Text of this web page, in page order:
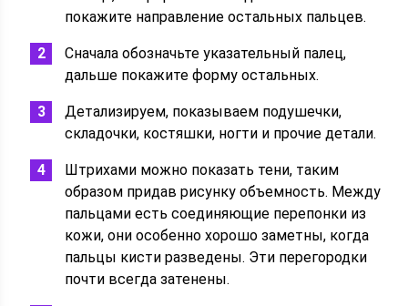
покажите направление остальных пальцев.
Сначала обозначьте указательный палец,
дальше покажите форму остальных.
Детализируем, показываем подушечки,
складочки, костяшки, ногти и прочие детали.
Штрихами можно показать тени, таким
образом придав рисунку объемность. Между
пальцами есть соединяющие перепонки из
кожи, они особенно хорошо заметны, когда
пальцы кисти разведены. Эти перегородки
почти всегда затенены.